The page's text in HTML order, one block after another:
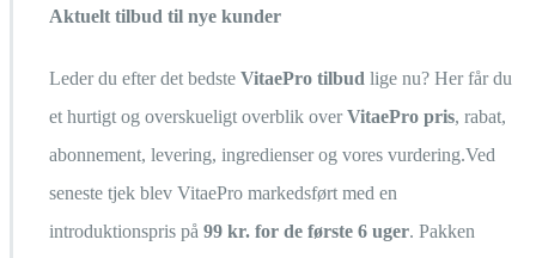
Aktuelt tilbud til nye kunder
Leder du efter det bedste VitaePro tilbud lige nu? Her får du
et hurtigt og overskueligt overblik overVitaePro pris, rabat,
abonnement, levering, ingredienser og vores vurdering.Ved
seneste tjek blev VitaePro markedsført med en
introduktionspris på 99 kr. for de første 6 uger. Pakken